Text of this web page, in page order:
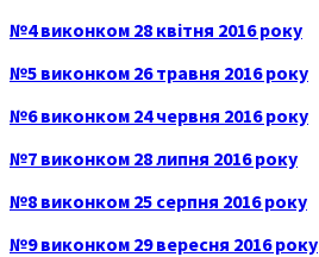
№4 виконком 28 квітня 2016 року
№5 виконком 26 травня 2016 року
№6 виконком 24 червня 2016 року
№7 виконком 28 липня 2016 року
№8 виконком 25 серпня 2016 року
№9 виконком 29 вересня 2016 року